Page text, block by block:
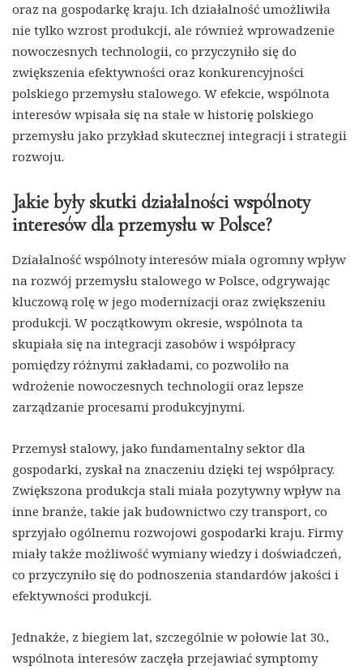
oraz na gospodarkę kraju. Ich działalność umożliwiła
nie tylko wzrost produkcji, ale również wprowadzenie
nowoczesnych technologii, co przyczyniło się do
zwiększenia efektywności oraz konkurencyjności
polskiego przemysłu stalowego. W efekcie, wspólnota
interesów wpisała się na stałe w historię polskiego
przemysłu jako przykład skutecznej integracji i strategii
rozwoju.
Jakie były skutki działalności wspólnoty
interesów dla przemysłu w Polsce?
Działalność wspólnoty interesów miała ogromny wpływ
na rozwój przemysłu stalowego w Polsce, odgrywając
kluczową rolę w jego modernizacji oraz zwiększeniu
produkcji. W początkowym okresie, wspólnota ta
skupiała się na integracji zasobów i współpracy
pomiędzy różnymi zakładami, co pozwoliło na
wdrożenie nowoczesnych technologii oraz lepsze
zarządzanie procesami produkcyjnymi.
Przemysł stalowy, jako fundamentalny sektor dla
gospodarki, zyskał na znaczeniu dzięki tej współpracy.
Zwiększona produkcja stali miała pozytywny wpływ na
inne branże, takie jak budownictwo czy transport, co
sprzyjało ogólnemu rozwojowi gospodarki kraju. Firmy
miały także możliwość wymiany wiedzy i doświadczeń,
co przyczyniło się do podnoszenia standardów jakości i
efektywności produkcji.
Jednakże, z biegiem lat, szczególnie w połowie lat 30.,
wspólnota interesów zaczęła przejawiać symptomy